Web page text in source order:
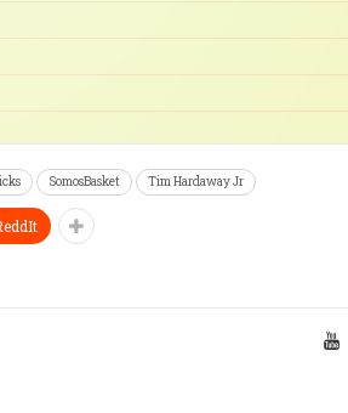
SomosBasket Tim Hardaway Jr